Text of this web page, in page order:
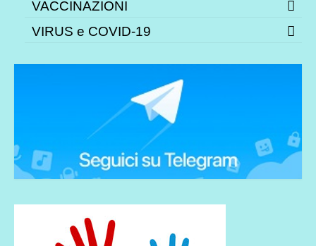
VACCINAZIONI
VIRUS e COVID-19